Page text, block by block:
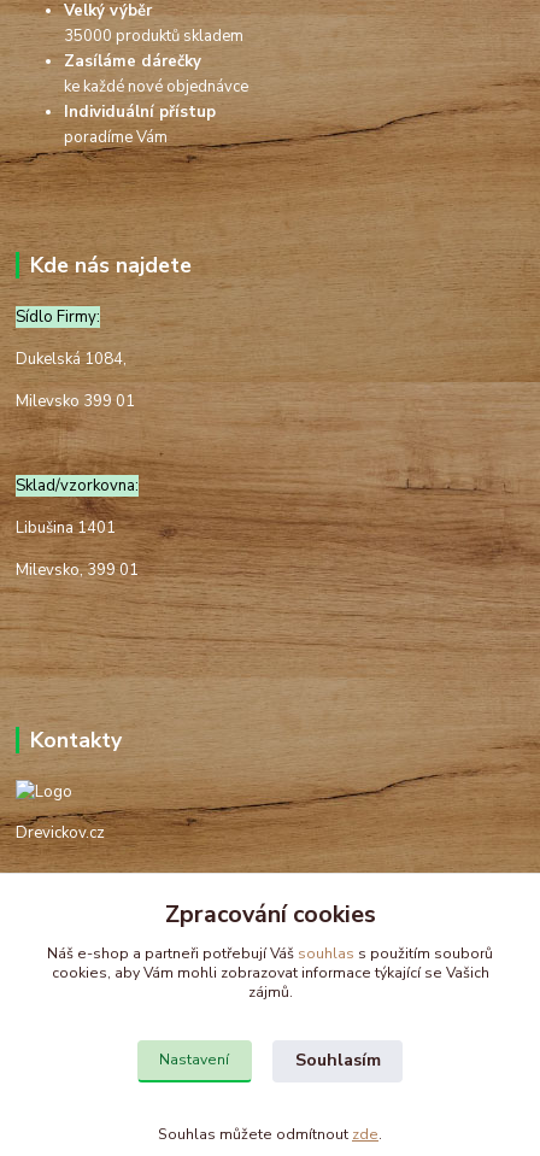
Velký výběr
35000 produktů skladem
Zasíláme dárečky
ke každé nové objednávce
Individuální přístup
poradíme Vám
Kde nás najdete
Sídlo Firmy:
Dukelská 1084,
Milevsko 399 01
Sklad/vzorkovna:
Libušina 1401
Milevsko, 399 01
Kontakty
Drevickov.cz
+420 732 488 676
drevickov@drevickov.cz, info@drevickov.cz
Zpracování cookies
Náš e-shop a partneři potřebují Váš souhlas s použitím souborů
cookies, aby Vám mohli zobrazovat informace týkající se Vašich
zájmů.
Nastavení Souhlasím
Souhlas můžete odmítnout zde.